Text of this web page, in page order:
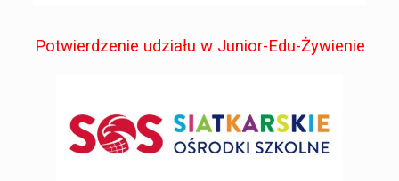
Potwierdzenie udziału w Junior-Edu-Żywienie